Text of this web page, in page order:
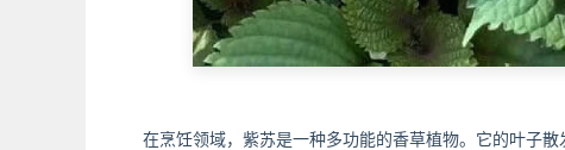
在烹饪领域，紫苏是一种多功能的香草植物。它的叶子